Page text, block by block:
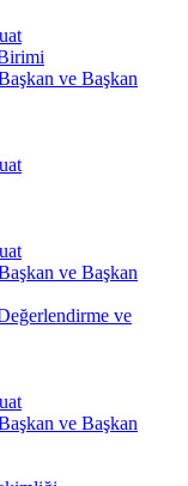
ve Başkan
ve Başkan
ve
ve Başkan